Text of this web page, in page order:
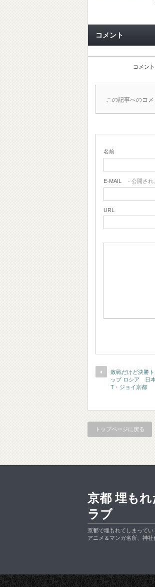
コメント
コメン
この記事へのコメ
名前
E-MAIL - 公開され
URL
敗戦だけど決勝
ップ ロシア 日
T・ジョイ京都
トップページに戻る
京都 埋も
ラブ
京都で埋もれてしまってい
アニメ＆マンガ名所、神